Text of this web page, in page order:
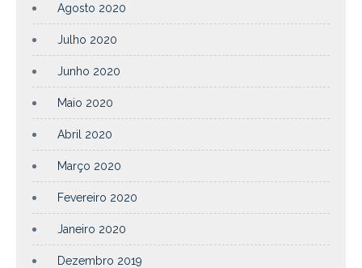
Agosto 2020
Julho 2020
Junho 2020
Maio 2020
Abril 2020
Março 2020
Fevereiro 2020
Janeiro 2020
Dezembro 2019